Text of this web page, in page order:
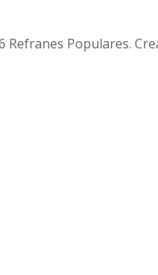
Refranes Populares.